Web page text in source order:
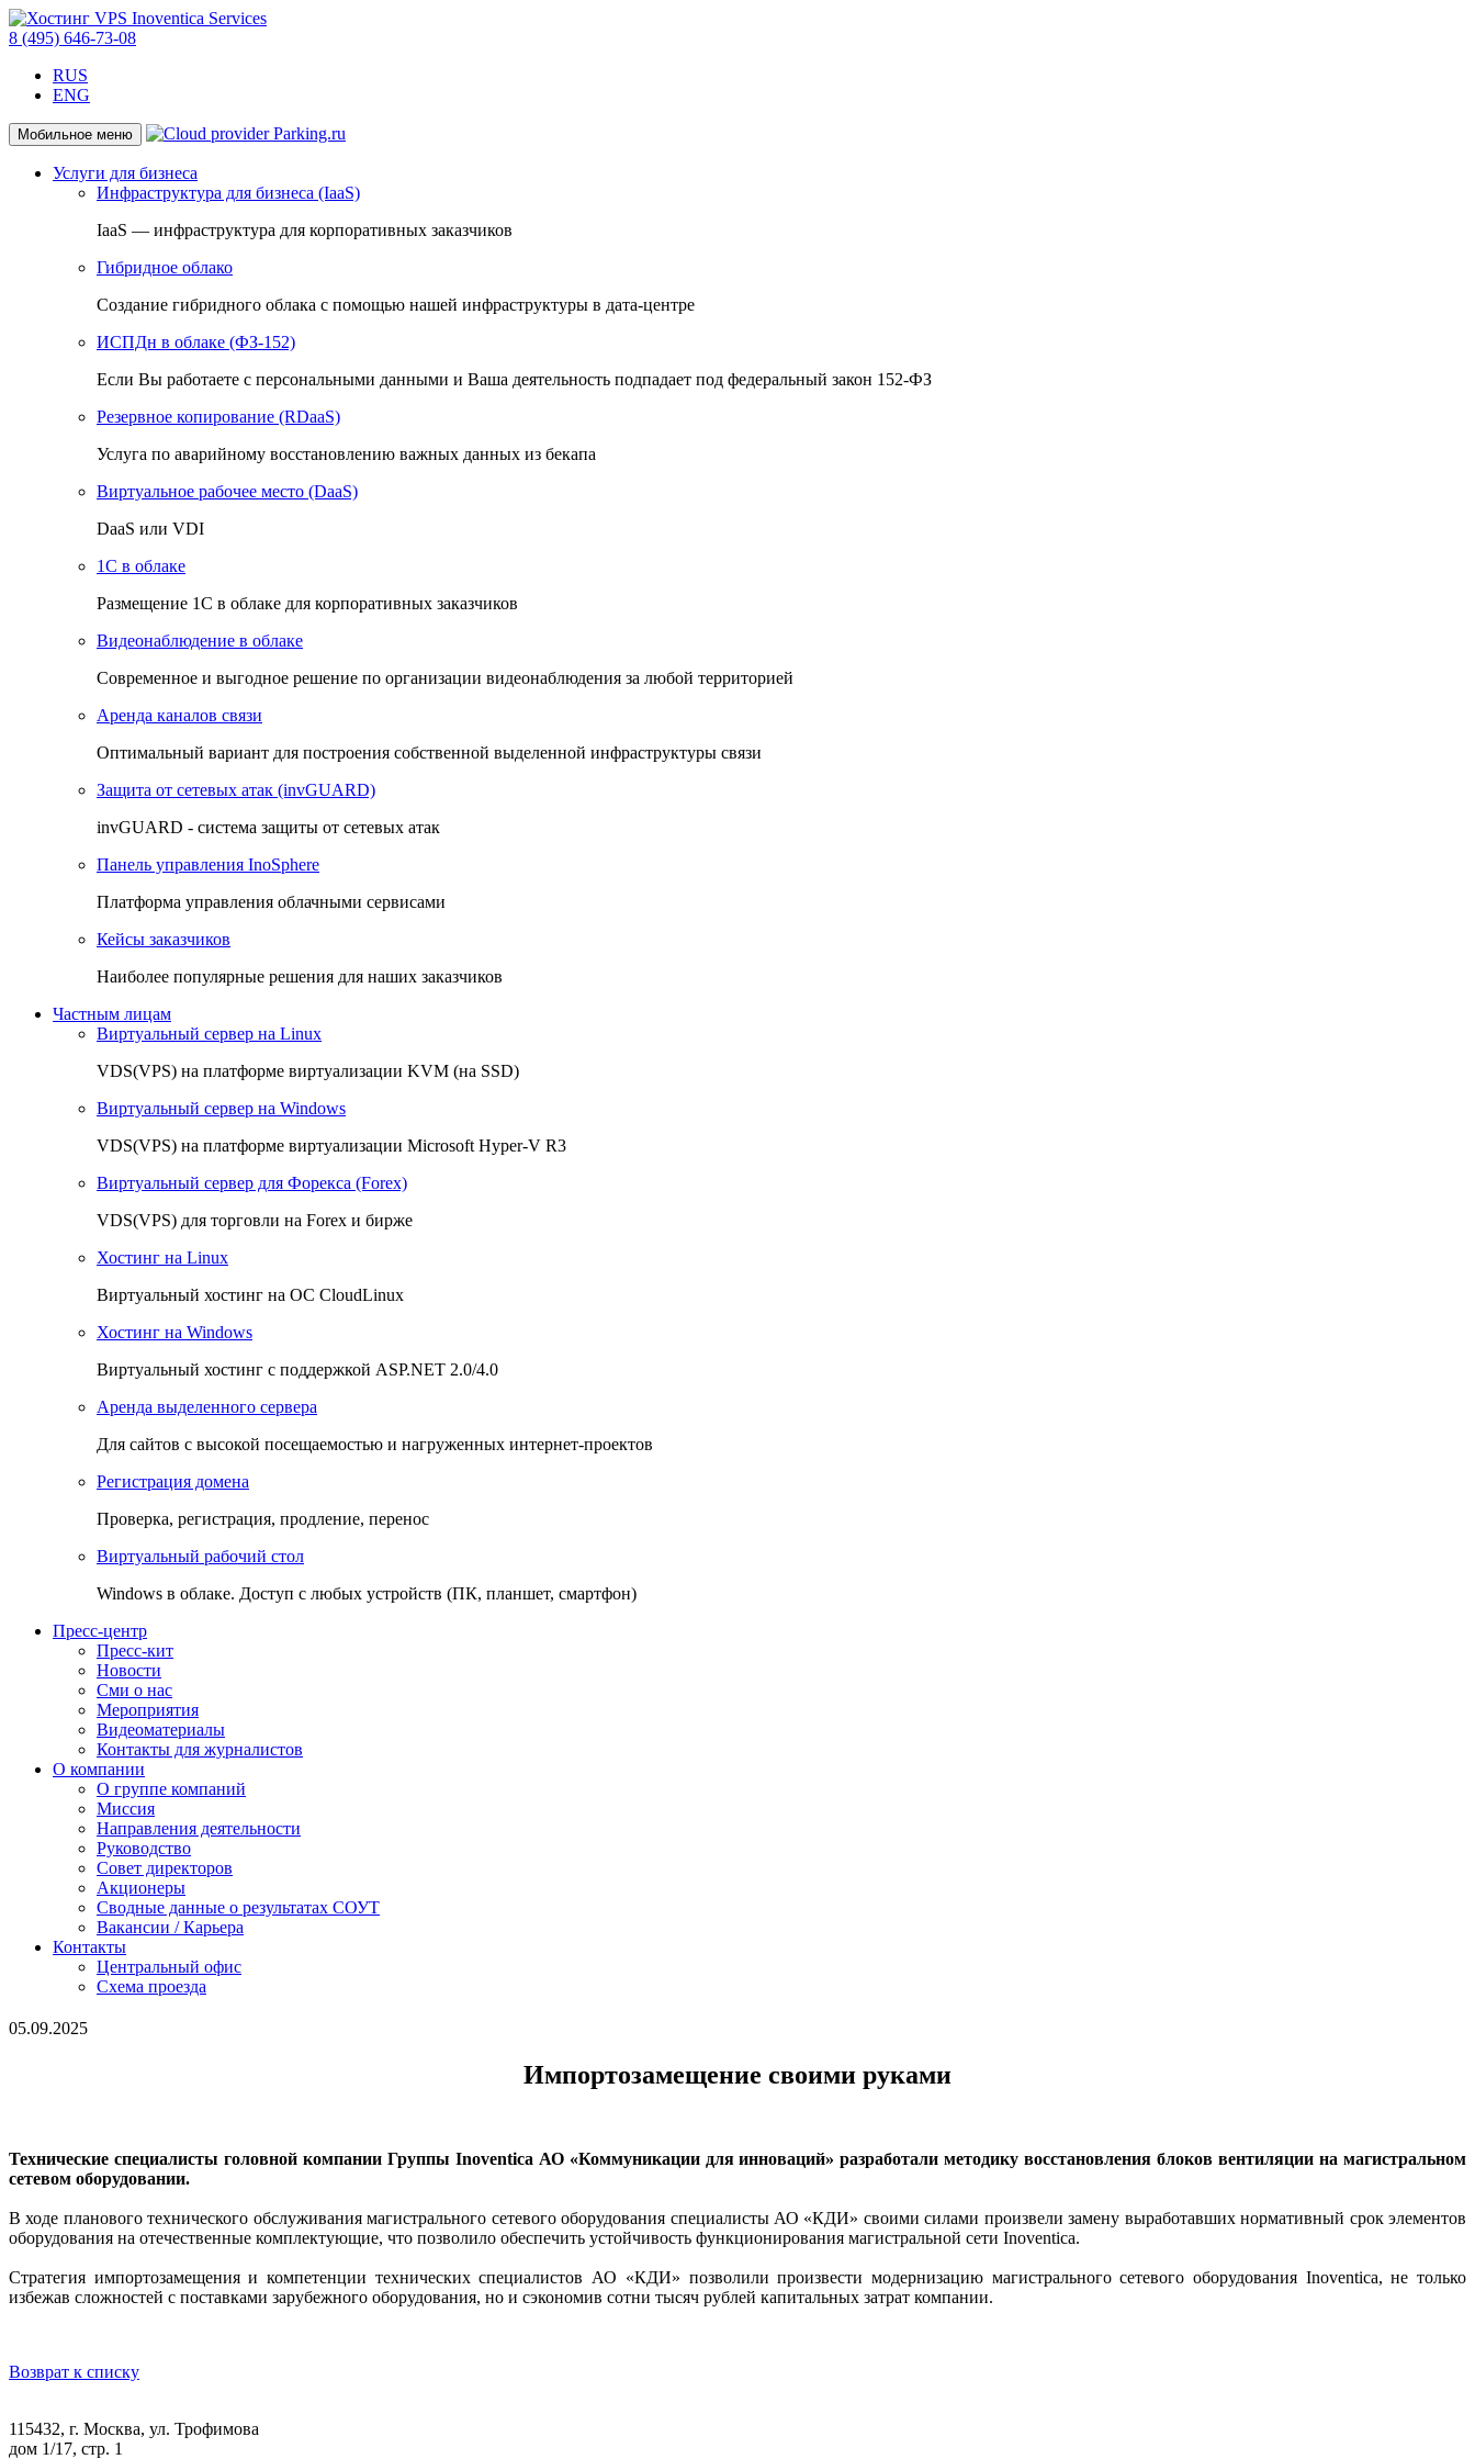
8 (495) 646-73-08
RUS
ENG
Мобильное меню
Услуги для бизнеса
Инфраструктура для бизнеса (IaaS)
IaaS — инфраструктура для корпоративных заказчиков
Гибридное облако
Создание гибридного облака с помощью нашей инфраструктуры в дата-центре
ИСПДн в облаке (ФЗ-152)
Если Вы работаете с персональными данными и Ваша деятельность подпадает под федеральный закон 152-ФЗ
Резервное копирование (RDaaS)
Услуга по аварийному восстановлению важных данных из бекапа
Виртуальное рабочее место (DaaS)
DaaS или VDI
1C в облаке
Размещение 1С в облаке для корпоративных заказчиков
Видеонаблюдение в облаке
Cовременное и выгодное решение по организации видеонаблюдения за любой территорией
Аренда каналов связи
Оптимальный вариант для построения собственной выделенной инфраструктуры связи
Защита от сетевых атак (invGUARD)
invGUARD - система защиты от сетевых атак
Панель управления InoSphere
Платформа управления облачными сервисами
Кейсы заказчиков
Наиболее популярные решения для наших заказчиков
Частным лицам
Виртуальный сервер на Linux
VDS(VPS) на платформе виртуализации KVM (на SSD)
Виртуальный сервер на Windows
VDS(VPS) на платформе виртуализации Microsoft Hyper-V R3
Виртуальный сервер для Форекса (Forex)
VDS(VPS) для торговли на Forex и бирже
Хостинг на Linux
Виртуальный хостинг на OC CloudLinux
Хостинг на Windows
Виртуальный хостинг с поддержкой ASP.NET 2.0/4.0
Аренда выделенного сервера
Для сайтов с высокой посещаемостью и нагруженных интернет-проектов
Регистрация домена
Проверка, регистрация, продление, перенос
Виртуальный рабочий стол
Windows в облаке. Доступ с любых устройств (ПК, планшет, смартфон)
Пресс-центр
Пресс-кит
Новости
Сми о нас
Мероприятия
Видеоматериалы
Контакты для журналистов
О компании
О группе компаний
Миссия
Направления деятельности
Руководство
Совет директоров
Акционеры
Сводные данные о результатах СОУТ
Вакансии / Карьера
Контакты
Центральный офис
Схема проезда
05.09.2025
Импортозамещение своими руками
Технические специалисты головной компании Группы Inoventica АО «Коммуникации для инноваций» разработали методику восстановления блоков вентиляции на магистральном
сетевом оборудовании.
В ходе планового технического обслуживания магистрального сетевого оборудования специалисты АО «КДИ» своими силами произвели замену выработавших нормативный срок элементов
оборудования на отечественные комплектующие, что позволило обеспечить устойчивость функционирования магистральной сети Inoventica.
Стратегия импортозамещения и компетенции технических специалистов АО «КДИ» позволили произвести модернизацию магистрального сетевого оборудования Inoventica, не только
избежав сложностей с поставками зарубежного оборудования, но и сэкономив сотни тысяч рублей капитальных затрат компании.
Возврат к списку
115432, г. Москва, ул. Трофимова
дом 1/17, стр. 1